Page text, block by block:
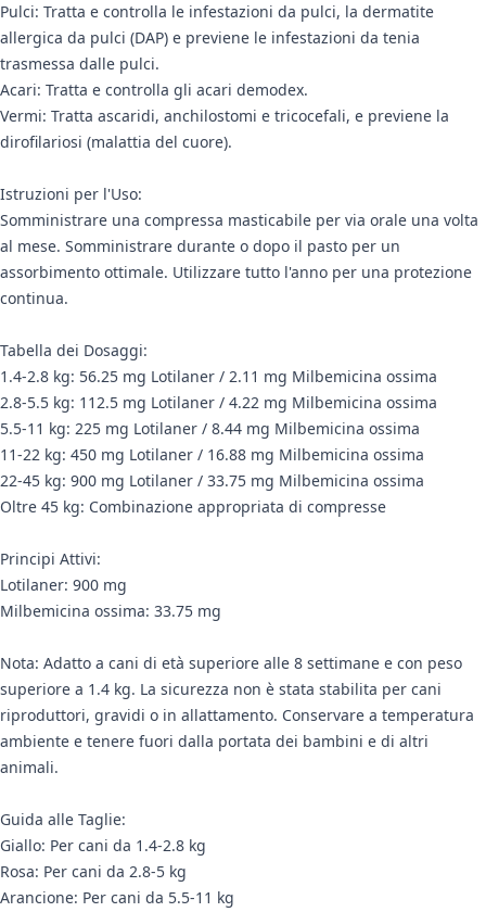
Pulci: Tratta e controlla le infestazioni da pulci, la dermatite
allergica da pulci (DAP) e previene le infestazioni da tenia
trasmessa dalle pulci.
Acari: Tratta e controlla gli acari demodex.
Vermi: Tratta ascaridi, anchilostomi e tricocefali, e previene la
dirofilariosi (malattia del cuore).
Istruzioni per l'Uso:
Somministrare una compressa masticabile per via orale una volta
al mese. Somministrare durante o dopo il pasto per un
assorbimento ottimale. Utilizzare tutto l'anno per una protezione
continua.
Tabella dei Dosaggi:
1.4-2.8 kg: 56.25 mg Lotilaner / 2.11 mg Milbemicina ossima
2.8-5.5 kg: 112.5 mg Lotilaner / 4.22 mg Milbemicina ossima
5.5-11 kg: 225 mg Lotilaner / 8.44 mg Milbemicina ossima
11-22 kg: 450 mg Lotilaner / 16.88 mg Milbemicina ossima
22-45 kg: 900 mg Lotilaner / 33.75 mg Milbemicina ossima
Oltre 45 kg: Combinazione appropriata di compresse
Principi Attivi:
Lotilaner: 900 mg
Milbemicina ossima: 33.75 mg
Nota: Adatto a cani di età superiore alle 8 settimane e con peso
superiore a 1.4 kg. La sicurezza non è stata stabilita per cani
riproduttori, gravidi o in allattamento. Conservare a temperatura
ambiente e tenere fuori dalla portata dei bambini e di altri
animali.
Guida alle Taglie:
Giallo: Per cani da 1.4-2.8 kg
Rosa: Per cani da 2.8-5 kg
Arancione: Per cani da 5.5-11 kg